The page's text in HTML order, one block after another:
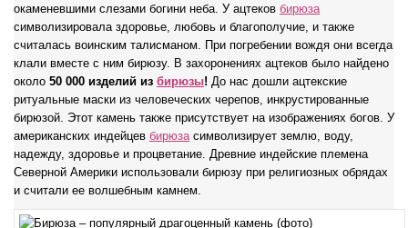
окаменевшими слезами богини неба. У ацтеков бирюза
символизировала здоровье, любовь и благополучие, и также
считалась воинским талисманом. При погребении вождя они всегда
клали вместе с ним бирюзу. В захоронениях ацтеков было найдено
около 50 000 изделий из бирюзы! До нас дошли ацтекские
ритуальные маски из человеческих черепов, инкрустированные
бирюзой. Этот камень также присутствует на изображениях богов. У
американских индейцев бирюза символизирует землю, воду,
надежду, здоровье и процветание. Древние индейские племена
Северной Америки использовали бирюзу при религиозных обрядах
и считали ее волшебным камнем.